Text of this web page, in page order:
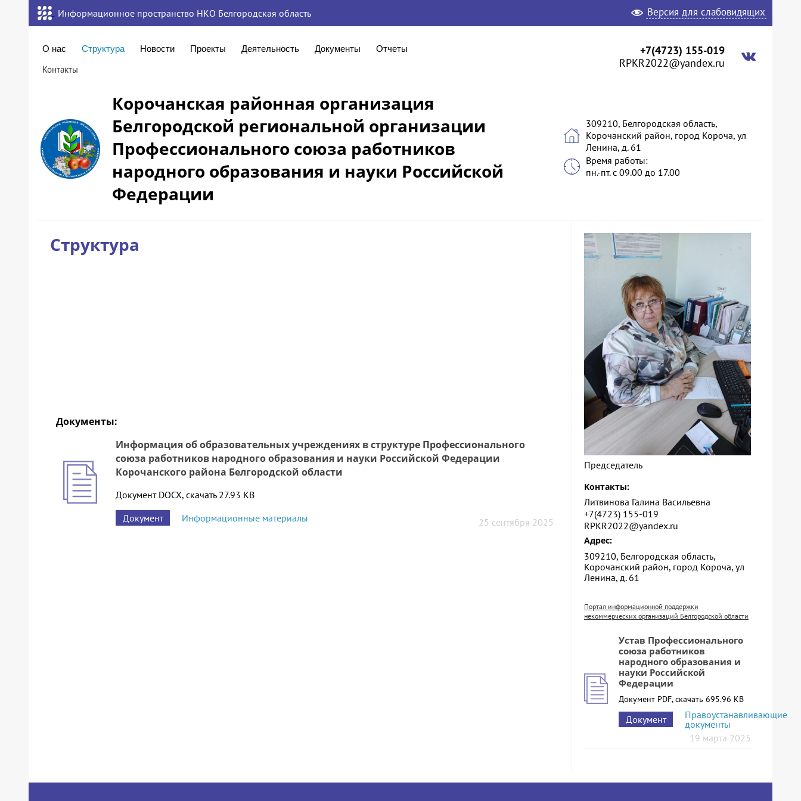
Информационное пространство НКО Белгородская область Версия для слабовидящих
О нас Структура Новости Проекты Деятельность Документы Отчеты
Контакты
+7(4723) 155-019
RPKR2022@yandex.ru
Корочанская районная организация
Белгородской региональной организации
Профессионального союза работников
народного образования и науки Российской
Федерации
309210, Белгородская область,
Корочанский район, город Короча, ул
Ленина, д. 61
Время работы:
пн.-пт. с 09.00 до 17.00
Структура
Документы:
Информация об образовательных учреждениях в структуре Профессионального
союза работников народного образования и науки Российской Федерации
Корочанского района Белгородской области
Документ DOCX, скачать 27.93 KB
Документ
Информационные материалы 25 сентября 2025
Председатель
Контакты:
Литвинова Галина Васильевна
+7(4723) 155-019
RPKR2022@yandex.ru
Адрес:
309210, Белгородская область,
Корочанский район, город Короча, ул
Ленина, д. 61
Портал информационной поддержки
некоммерческих организаций Белгородской области
Устав Профессионального
союза работников
народного образования и
науки Российской
Федерации
Документ PDF, скачать 695.96 KB
Документ
Правоустанавливающие
документы
19 марта 2025